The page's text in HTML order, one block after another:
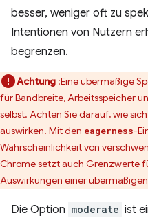
besser, weniger oft zu
Intentionen von Nutzern
begrenzen.
Achtung :Eine übermäßige
für Bandbreite, Arbeitsspeicher
selbst. Achten Sie darauf, wie
auswirken. Mit den eagerness-
Wahrscheinlichkeit von
Chrome setzt auch Grenzwerte
Auswirkungen einer
Die Option moderate ist